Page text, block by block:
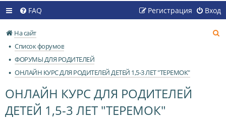
FAQ Вход
Регистрация
На сайт
Список форумов
ФОРУМЫ ДЛЯ РОДИТЕЛЕЙ
ОНЛАЙН КУРС ДЛЯ РОДИТЕЛЕЙ ДЕТЕЙ 1,5-3 ЛЕТ "ТЕРЕМОК"
ОНЛАЙН КУРС ДЛЯ РОДИТЕЛЕЙ
ДЕТЕЙ 1,5-3 ЛЕТ "ТЕРЕМОК"